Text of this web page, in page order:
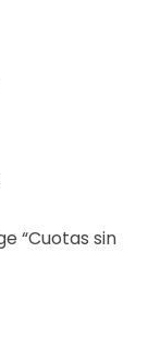
“Cuotas sin